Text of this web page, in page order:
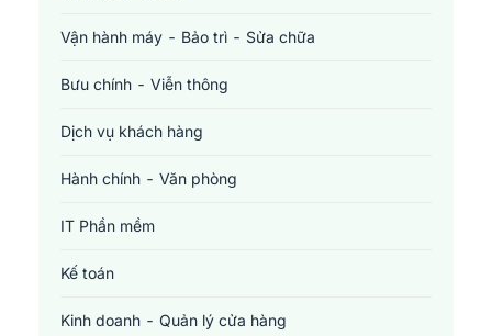
Vận hành máy - Bảo trì - Sửa chữa
Bưu chính - Viễn thông
Dịch vụ khách hàng
Hành chính - Văn phòng
IT Phần mềm
Kế toán
Kinh doanh - Quản lý cửa hàng